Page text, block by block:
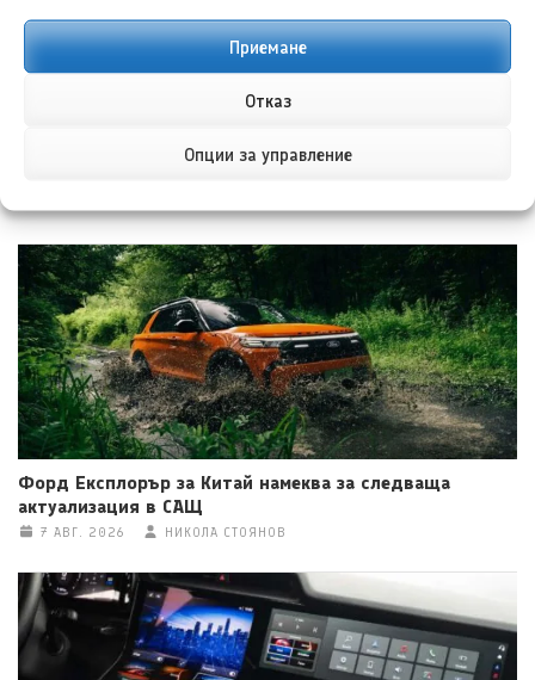
Приемане
Отказ
Опции за управление
Тойота Hilux вече и с две места за сериозни данъчни
Форд Експлорър за Китай намеква за следваща
актуализация в САЩ
7 АВГ. 2026 НИКОЛА СТОЯНОВ